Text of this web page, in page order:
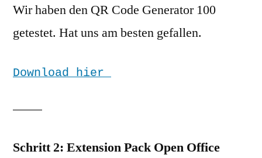
Wir haben den QR Code Generator 100
getestet. Hat uns am besten gefallen.
Download hier
Schritt 2: Extension Pack Open Office